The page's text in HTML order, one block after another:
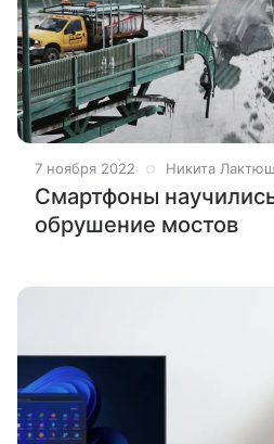
7 ноября 2022 Никита
Смартфоны
обрушение мостов